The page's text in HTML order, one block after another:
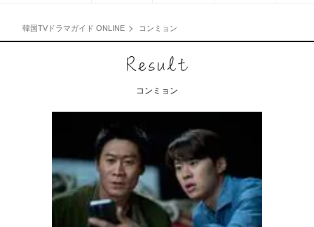
韓国TVドラマガイド ONLINE コンミョン
コンミョン